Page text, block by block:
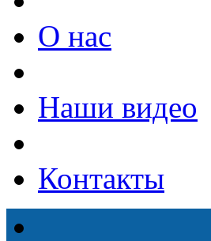
О нас
Наши видео
Контакты